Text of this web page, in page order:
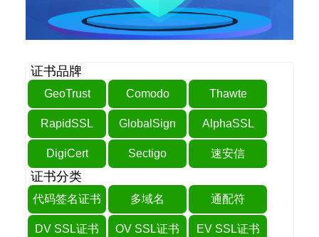
证书品牌
GeoTrust Comodo Thawte
RapidSSL GlobalSign AlphaSSL
DigiCert Sectigo 速安信
证书分类
代码签名证书 多域名 通配符
DV SSL证书 OV SSL证书 EV SSL证书